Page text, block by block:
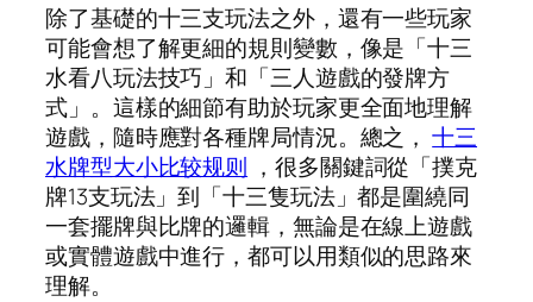
除了基礎的十三支玩法之外，還有一些玩家
可能會想了解更細的規則變數，像是「十三
水看八玩法技巧」和「三人遊戲的發牌方
式」。這樣的細節有助於玩家更全面地理解
遊戲，隨時應對各種牌局情況。總之，十三
水牌型大小比较规则 ，很多關鍵詞從「撲克
牌13支玩法」到「十三隻玩法」都是圍繞同
一套擺牌與比牌的邏輯，無論是在線上遊戲
或實體遊戲中進行，都可以用類似的思路來
理解。